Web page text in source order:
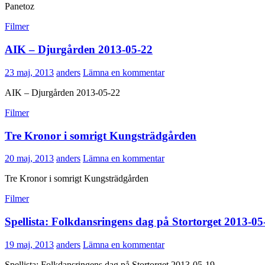
Panetoz
Filmer
AIK – Djurgården 2013-05-22
23 maj, 2013 anders Lämna en kommentar
AIK – Djurgården 2013-05-22
Filmer
Tre Kronor i somrigt Kungsträdgården
20 maj, 2013 anders Lämna en kommentar
Tre Kronor i somrigt Kungsträdgården
Filmer
Spellista: Folkdansringens dag på Stortorget 2013-
19 maj, 2013 anders Lämna en kommentar